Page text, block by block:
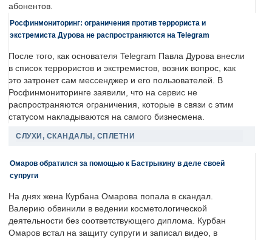
абонентов.
Росфинмониторинг: ограничения против террориста и
экстремиста Дурова не распространяются на Telegram
После того, как основателя Telegram Павла Дурова внесли
в список террористов и экстремистов, возник вопрос, как
это затронет сам мессенджер и его пользователей. В
Росфинмониторинге заявили, что на сервис не
распространяются ограничения, которые в связи с этим
статусом накладываются на самого бизнесмена.
СЛУХИ, СКАНДАЛЫ, СПЛЕТНИ
Омаров обратился за помощью к Бастрыкину в деле своей
супруги
На днях жена Курбана Омарова попала в скандал.
Валерию обвинили в ведении косметологической
деятельности без соответствующего диплома. Курбан
Омаров встал на защиту супруги и записал видео, в